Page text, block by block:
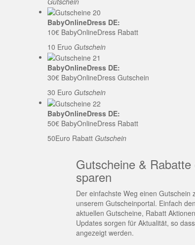
BabyOnlineDress DE:
10€ BabyOnlineDress Rabatt
10 Eruo Gutschein
BabyOnlineDress DE:
30€ BabyOnlineDress Gutschein
30 Euro Gutschein
BabyOnlineDress DE:
50€ BabyOnlineDress Rabatt
50Euro Rabatt Gutschein
Gutscheine &
sparen
Der einfachste Weg einen Gutschein
unserem Gutscheinportal. Einfach
aktuellen Gutscheine, Rabatt
Updates sorgen für Aktualität, so
angezeigt werden.